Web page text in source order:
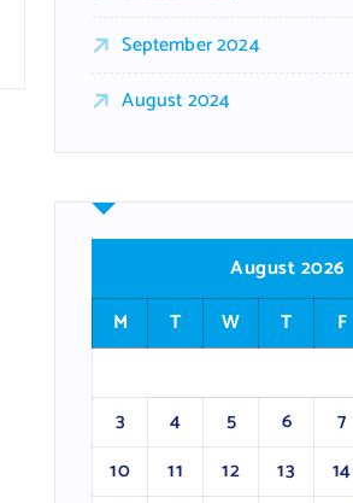
September 2024
August 2024
August 2026
M
T W T F
3
4 5 6 7
10
11 12 13 14